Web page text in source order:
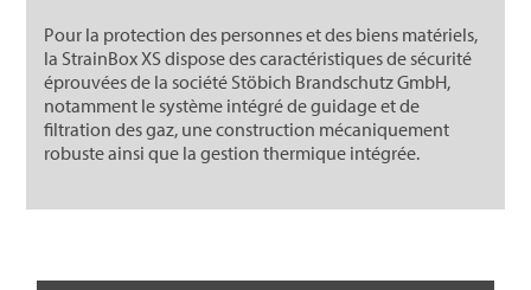
Pour la protection des personnes et des biens matériels,
la StrainBox XS dispose des caractéristiques de sécurité
éprouvées de la société Stöbich Brandschutz GmbH,
notamment le système intégré de guidage et de
filtration des gaz, une construction mécaniquement
robuste ainsi que la gestion thermique intégrée.